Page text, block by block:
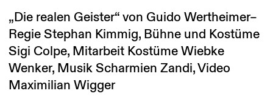
„Die realen Geister“ von Guido Wertheimer–
Regie Stephan Kimmig, Bühne und Kostüme
Sigi Colpe, Mitarbeit Kostüme Wiebke
Wenker, Musik Scharmien Zandi, Video
Maximilian Wigger